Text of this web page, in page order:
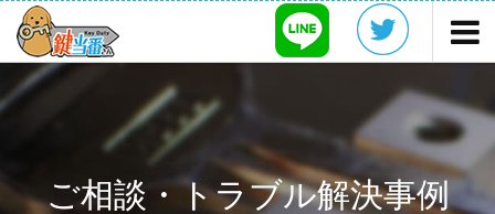
ご相談・トラブル解決事例